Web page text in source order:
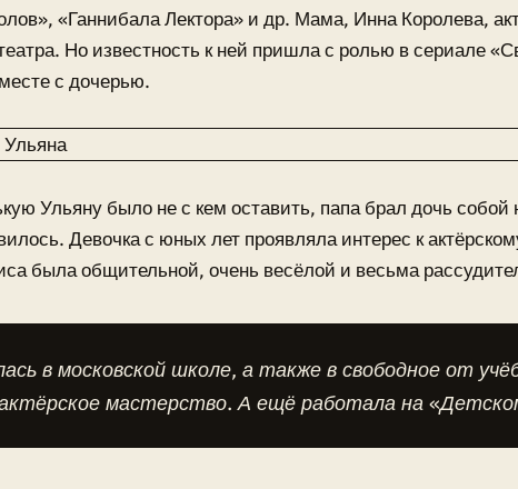
«Ганнибала Лектора» и др. Мама, Инна Королева,
Но известность к ней пришла с ролью в сериале
с дочерью.
Ульяну было не с кем оставить, папа брал дочь собой
Девочка с юных лет проявляла интерес к
была общительной, очень весёлой и весьма
в московской школе, а также в свободное от
актёрское мастерство. А ещё работала на